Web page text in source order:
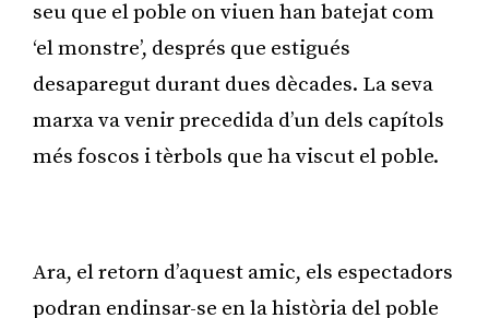
seu que el poble on viuen han batejat com
‘el monstre’, després que estigués
desaparegut durant dues dècades. La seva
marxa va venir precedida d’un dels capítols
més foscos i tèrbols que ha viscut el poble.
Ara, el retorn d’aquest amic, els espectadors
podran endinsar-se en la història del poble